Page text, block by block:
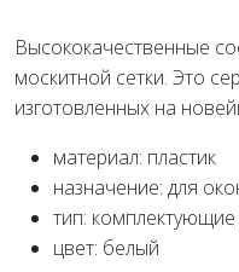
Высококачественные
москитной сетки. Это
изготовленных на
материал: пластик
назначение: для
тип:
цвет: белый